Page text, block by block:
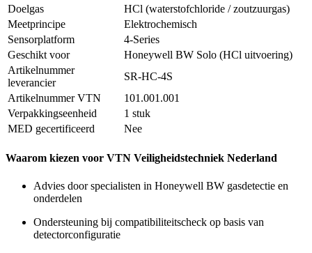
Doelgas
HCl (waterstofchloride / zoutzuurgas)
Meetprincipe
Elektrochemisch
Sensorplatform
4-Series
Geschikt voor
Honeywell BW Solo (HCl uitvoering)
Artikelnummer
leverancier
SR-HC-4S
Artikelnummer VTN
101.001.001
Verpakkingseenheid
1 stuk
MED gecertificeerd
Nee
Waarom kiezen voor VTN Veiligheidstechniek Nederland
Advies door specialisten in Honeywell BW gasdetectie en
onderdelen
Ondersteuning bij compatibiliteitscheck op basis van
detectorconfiguratie